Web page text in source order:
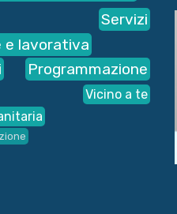
Servizi
e lavorativa
Programmazione
Vicino a te